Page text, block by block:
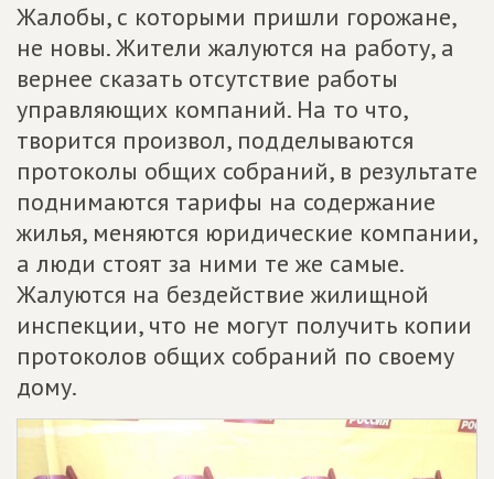
Жалобы, с которыми пришли горожане,
не новы. Жители жалуются на работу, а
вернее сказать отсутствие работы
управляющих компаний. На то что,
творится произвол, подделываются
протоколы общих собраний, в результате
поднимаются тарифы на содержание
жилья, меняются юридические компании,
а люди стоят за ними те же самые.
Жалуются на бездействие жилищной
инспекции, что не могут получить копии
протоколов общих собраний по своему
дому.